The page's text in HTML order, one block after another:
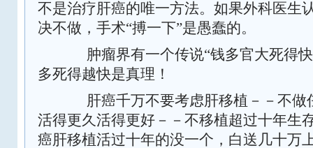
不是治疗肝癌的唯一方法。如果外科医生
决不做，手术“搏一下”是愚蠢的。
肿瘤界有一个传说“钱多官大死得快
多死得越快是真理！
肝癌千万不要考虑肝移植－－不做
活得更久活得更好－－不移植超过十年生
癌肝移植活过十年的没一个，白送几十万